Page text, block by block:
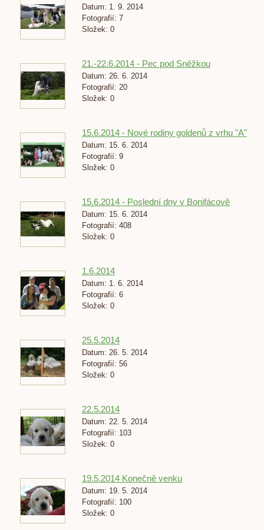
Datum: 1. 9. 2014
Fotografií: 7
Složek: 0
21.-22.6.2014 - Pec pod Sněžkou
Datum: 26. 6. 2014
Fotografií: 20
Složek: 0
15.6.2014 - Nové rodiny goldenů z vrhu "A"
Datum: 15. 6. 2014
Fotografií: 9
Složek: 0
15.6.2014 - Poslední dny v Bonifácově
Datum: 15. 6. 2014
Fotografií: 408
Složek: 0
1.6.2014
Datum: 1. 6. 2014
Fotografií: 6
Složek: 0
25.5.2014
Datum: 26. 5. 2014
Fotografií: 56
Složek: 0
22.5.2014
Datum: 22. 5. 2014
Fotografií: 103
Složek: 0
19.5.2014 Konečně venku
Datum: 19. 5. 2014
Fotografií: 100
Složek: 0